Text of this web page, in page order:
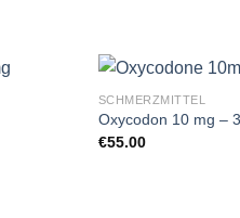
SCHMERZMITTEL
Oxycodon 10 mg –
€55.00